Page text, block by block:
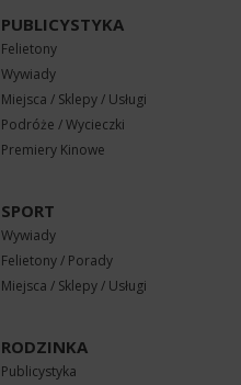
PUBLICYSTYKA
Felietony
Wywiady
Miejsca / Sklepy / Usługi
Podróże / Wycieczki
Premiery Kinowe
SPORT
Wywiady
Felietony / Porady
Miejsca / Sklepy / Usługi
RODZINKA
Publicystyka